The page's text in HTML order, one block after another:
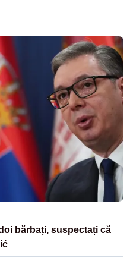
bărbați, suspectați că